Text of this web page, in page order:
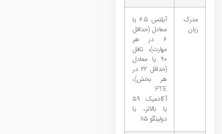
مدرک
زبان
آیلتس ۶.۵ یا
معادل (حداقل
۶ در هر
مهارت)، تافل
۹۰ یا معادل
(حداقل ۲۲ در
هر بخش)،
PTE
آکادمیک ۵۹
یا بالاتر، یا
دولینگو ۱۱۵